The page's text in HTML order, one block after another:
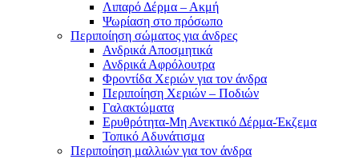
Λιπαρό Δέρμα – Ακμή
Ψωρίαση στο πρόσωπο
Περιποίηση σώματος για άνδρες
Ανδρικά Αποσμητικά
Ανδρικά Αφρόλουτρα
Φροντίδα Χεριών για τον άνδρα
Περιποίηση Χεριών – Ποδιών
Γαλακτώματα
Ερυθρότητα-Μη Ανεκτικό Δέρμα-Έκζεμα
Τοπικό Αδυνάτισμα
Περιποίηση μαλλιών για τον άνδρα